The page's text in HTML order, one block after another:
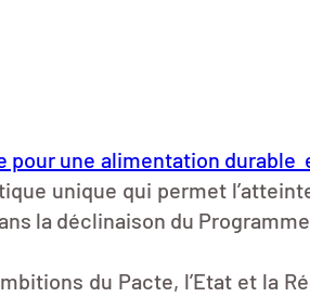
pour une alimentation durable
unique qui permet
la déclinaison du
du Pacte, l’Etat et la